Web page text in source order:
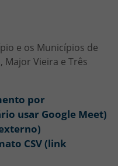
e os Municípios de
Major Vieira e Três
por
usar Google Meet)
CSV (link